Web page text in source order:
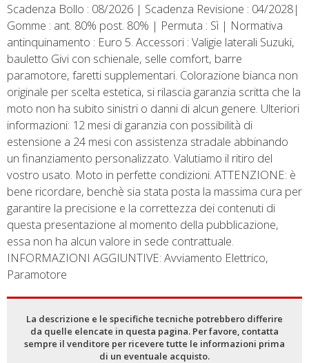
Scadenza Bollo : 08/2026 | Scadenza Revisione : 04/2028|
Gomme : ant. 80% post. 80% | Permuta : Sì | Normativa
antinquinamento : Euro 5. Accessori : Valigie laterali Suzuki,
bauletto Givi con schienale, selle comfort, barre
paramotore, faretti supplementari. Colorazione bianca non
originale per scelta estetica, si rilascia garanzia scritta che la
moto non ha subito sinistri o danni di alcun genere. Ulteriori
informazioni: 12 mesi di garanzia con possibilità di
estensione a 24 mesi con assistenza stradale abbinando
un finanziamento personalizzato. Valutiamo il ritiro del
vostro usato. Moto in perfette condizioni. ATTENZIONE: è
bene ricordare, benchè sia stata posta la massima cura per
garantire la precisione e la correttezza dei contenuti di
questa presentazione al momento della pubblicazione,
essa non ha alcun valore in sede contrattuale.
INFORMAZIONI AGGIUNTIVE: Avviamento Elettrico,
Paramotore
La descrizione e le specifiche tecniche potrebbero differire
da quelle elencate in questa pagina. Per favore, contatta
sempre il venditore per ricevere tutte le informazioni prima
di un eventuale acquisto.